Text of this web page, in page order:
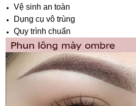
Vệ sinh an toàn
Dụng cụ vô trùng
Quy trình chuẩn